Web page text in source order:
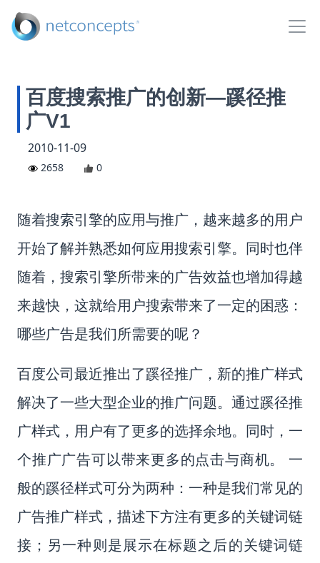
百度搜索推广的创新—蹊径推
广V1
2010-11-09
2658 0
随着搜索引擎的应用与推广，越来越多的用户
开始了解并熟悉如何应用搜索引擎。同时也伴
随着，搜索引擎所带来的广告效益也增加得越
来越快，这就给用户搜索带来了一定的困惑：
哪些广告是我们所需要的呢？
百度公司最近推出了蹊径推广，新的推广样式
解决了一些大型企业的推广问题。通过蹊径推
广样式，用户有了更多的选择余地。同时，一
个推广广告可以带来更多的点击与商机。 一
般的蹊径样式可分为两种：一种是我们常见的
广告推广样式，描述下方注有更多的关键词链
接；另一种则是展示在标题之后的关键词链